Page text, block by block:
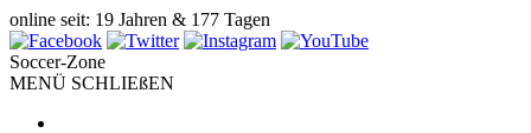
online seit: 19 Jahren & 177 Tagen
Soccer-Zone
MENÜ SCHLIEßEN